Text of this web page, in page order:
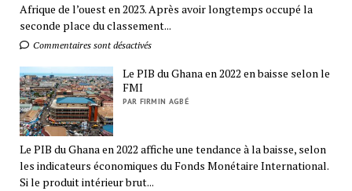
Afrique de l’ouest en 2023. Après avoir longtemps occupé la
seconde place du classement...
Commentaires sont désactivés
Le PIB du Ghana en 2022 en baisse selon le
FMI
PAR FIRMIN AGBÉ
Le PIB du Ghana en 2022 affiche une tendance à la baisse, selon
les indicateurs économiques du Fonds Monétaire International.
Si le produit intérieur brut...